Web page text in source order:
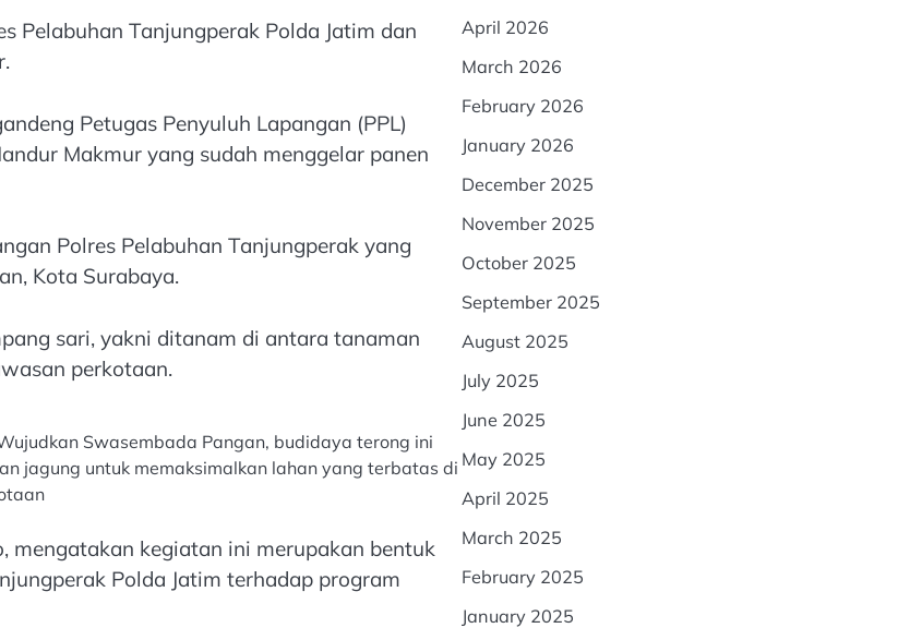
Pelabuhan Tanjungperak Polda Jatim dan
Petugas Penyuluh Lapangan (PPL)
Makmur yang sudah menggelar panen
Polres Pelabuhan Tanjungperak yang
Kota Surabaya.
sari, yakni ditanam di antara tanaman
perkotaan.
Swasembada Pangan, budidaya terong ini
jagung untuk memaksimalkan lahan yang terbatas di
mengatakan kegiatan ini merupakan bentuk
Polda Jatim terhadap program
April 2026
March 2026
February 2026
January 2026
December 2025
November 2025
October 2025
September 2025
August 2025
July 2025
June 2025
May 2025
April 2025
March 2025
February 2025
January 2025